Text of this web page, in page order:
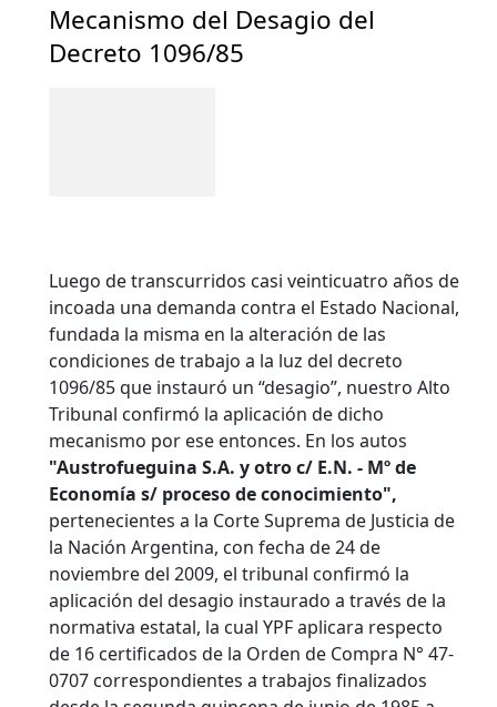
Mecanismo del Desagio del
Decreto 1096/85
Luego de transcurridos casi veinticuatro años de
incoada una demanda contra el Estado Nacional,
fundada la misma en la alteración de las
condiciones de trabajo a la luz del decreto
1096/85 que instauró un “desagio”, nuestro Alto
Tribunal confirmó la aplicación de dicho
mecanismo por ese entonces. En los autos
"Austrofueguina S.A. y otro c/ E.N. - Mº de
Economía s/ proceso de conocimiento",
pertenecientes a la Corte Suprema de Justicia de
la Nación Argentina, con fecha de 24 de
noviembre del 2009, el tribunal confirmó la
aplicación del desagio instaurado a través de la
normativa estatal, la cual YPF aplicara respecto
de 16 certificados de la Orden de Compra N° 47-
0707 correspondientes a trabajos finalizados